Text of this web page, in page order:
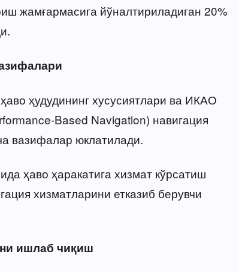
жамғармасига йўналтириладиган 20%
ҳудудининг хусусиятлари ва ИКАО
Based Navigation) навигация
вазифалар юклатилади.
ҳаво ҳаракатига хизмат кўрсатиш
хизматларини етказиб берувчи
ишлаб чиқиш